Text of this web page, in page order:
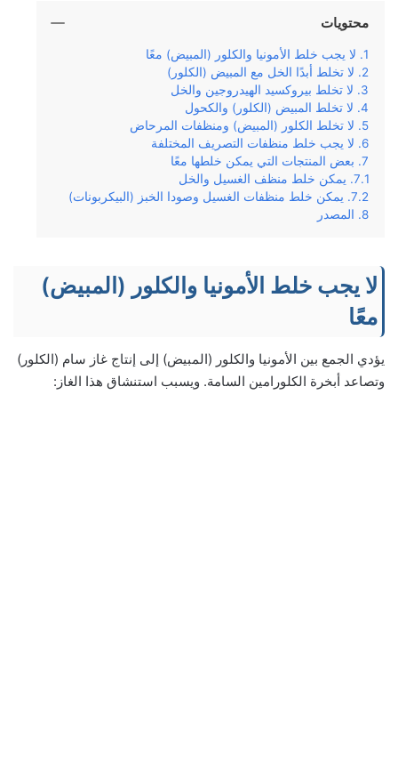
محتويات
لا يجب خلط الأمونيا والكلور (المبيض) معًا
لا تخلط أبدًا الخل مع المبيض (الكلور)
لا تخلط بيروكسيد الهيدروجين والخل
لا تخلط المبيض (الكلور) والكحول
لا تخلط الكلور (المبيض) ومنظفات المرحاض
لا يجب خلط منظفات التصريف المختلفة
بعض المنتجات التي يمكن خلطها معًا
يمكن خلط منظف الغسيل والخل
يمكن خلط منظفات الغسيل وصودا الخبز (البيكربونات)
المصدر
لا يجب خلط الأمونيا والكلور (المبيض)
معًا
يؤدي الجمع بين الأمونيا والكلور (المبيض) إلى إنتاج غاز سام (الكلور)
وتصاعد أبخرة الكلورامين السامة. ويسبب استنشاق هذا الغاز: